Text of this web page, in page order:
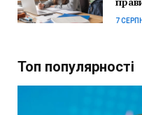
7
Топ популярності